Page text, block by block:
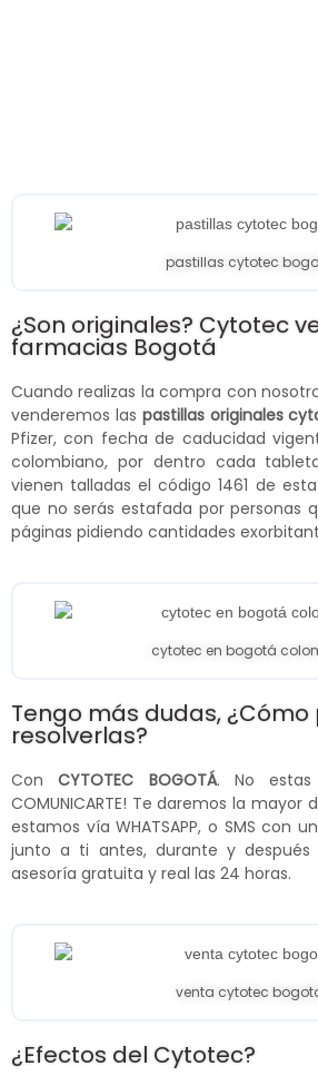
pastillas cytotec
¿Son originales? Cytotec
farmacias Bogotá
Cuando realizas la compra con
venderemos las pastillas originales
Pfizer, con fecha de caducidad
colombiano, por dentro cada
vienen talladas el código 1461 de
que no serás estafada por personas
páginas pidiendo cantidades
cytotec en bogotá
Tengo más dudas, ¿Cómo
resolverlas?
ConCYTOTEC BOGOTÁ. No estas
COMUNICARTE! Te daremos la mayor
estamos vía WHATSAPP, o SMS con
junto a ti antes, durante y
asesoría gratuita y real las 24 horas.
venta cytotec
¿Efectos del Cytotec?